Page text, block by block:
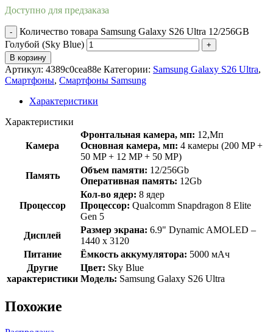
Доступно для предзаказа
Количество товара Samsung Galaxy S26 Ultra 12/256GB
Голубой (Sky Blue)
В корзину
Артикул: 4389c0cea88e Категории: Samsung Galaxy S26 Ultra,
Смартфоны, Смартфоны Samsung
Характеристики
Характеристики
Камера
Фронтальная камера, мп: 12,Мп
Основная камера, мп: 4 камеры (200 MP +
50 MP + 12 MP + 50 MP)
Память
Объем памяти: 12/256Gb
Оперативная память: 12Gb
Процессор
Кол-во ядер: 8 ядер
Процессор: Qualcomm Snapdragon 8 Elite
Gen 5
Дисплей
Размер экрана: 6.9" Dynamic AMOLED –
1440 x 3120
Питание
Ёмкость аккумулятора: 5000 мАч
Другие
характеристики
Цвет: Sky Blue
Модель: Samsung Galaxy S26 Ultra
Похожие